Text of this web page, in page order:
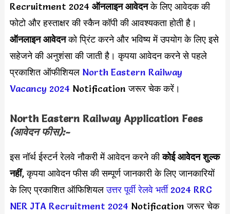
Recruitment 2024 ऑनलाइन आवेदनके लिए आवेदक की
फोटो और हस्ताक्षर की स्कैन कॉपी की आवश्यकता होती है।
ऑनलाइन आवेदनको प्रिंट करने और भविष्य में उपयोग के लिए इसे
सहेजने की अनुशंसा की जाती है। कृपया आवेदन करने से पहले
प्रकाशित ऑफीशियल North Eastern Railway
Vacancy 2024 Notification जरूर चेक करें।
North Eastern Railway Application Fees
(आवेदन फीस):-
इस नॉर्थ ईस्टर्न रेलवे नौकरी में आवेदन करने कीकोई आवेदन शुल्क
नहीं, कृपया आवेदन फीस की सम्पूर्ण जानकारी के लिए जानकारियों
के लिए प्रकाशित ऑफिशियलउत्तर पूर्वी रेलवे भर्ती 2024 RRC
NER JTA Recruitment 2024 Notification जरूर चेक